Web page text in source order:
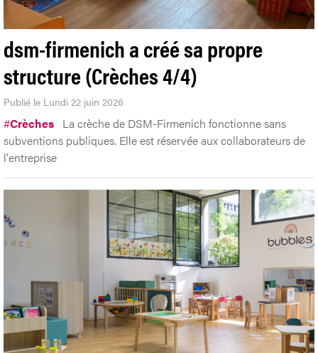
dsm-firmenich a créé sa propre
structure (Crèches 4/4)
Publié le Lundi 22 juin 2026
#Crèches La crèche de DSM-Firmenich fonctionne sans
subventions publiques. Elle est réservée aux collaborateurs de
l'entreprise